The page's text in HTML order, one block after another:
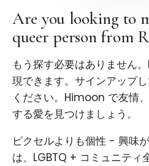
Are you looking to
queer person from
もう探す必要はありません
現できます。サインアップ
ください。Himoon で友情
する愛を見つけましょう。
ピクセルよりも個性 - 興味
は、LGBTQ + コミュニティ